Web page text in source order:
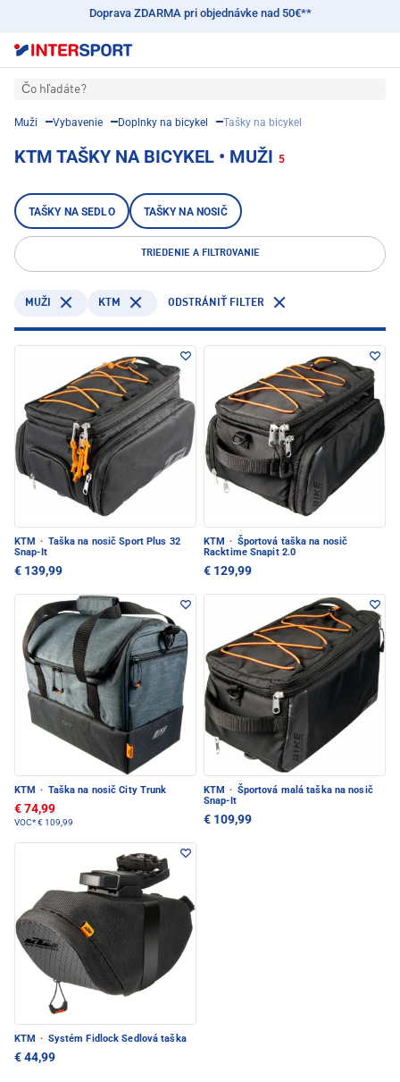
Doprava ZDARMA pri objednávke nad 50€**
Čo hľadáte?
Muži Vybavenie Doplnky na bicykel Tašky na bicykel
KTM TAŠKY NA BICYKEL • MUŽI 5
TAŠKY NA SEDLO TAŠKY NA NOSIČ
TRIEDENIE A FILTROVANIE
MUŽI KTM ODSTRÁNIŤ FILTER
KTM · Taška na nosič Sport Plus 32
Snap-It
€ 139,99
KTM · Športová taška na nosič
Racktime Snapit 2.0
€ 129,99
KTM · Taška na nosič City Trunk
€ 74,99
VOC*€ 109,99
KTM · Športová malá taška na nosič
Snap-It
€ 109,99
KTM · Systém Fidlock Sedlová taška
€ 44,99